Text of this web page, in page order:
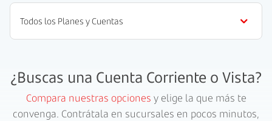
¿Buscas una Cuenta Corriente o Vista?
Compara nuestras opciones y elige la que más te
convenga. Contrátala en sucursales en pocos minutos,